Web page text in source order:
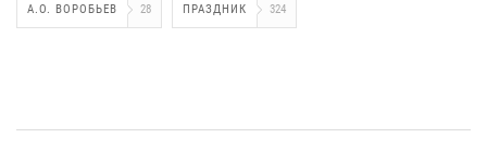
А.О. ВОРОБЬЕВ 28 ПРАЗДНИК 324